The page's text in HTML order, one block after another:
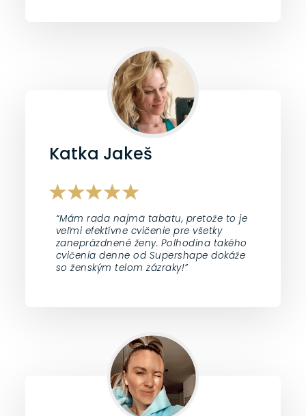
Katka Jakeš
“Mám rada najmä tabatu, pretože to je
veľmi efektívne cvičenie pre všetky
zaneprázdnené ženy. Polhodina takého
cvičenia denne od Supershape dokáže
so ženským telom zázraky!”